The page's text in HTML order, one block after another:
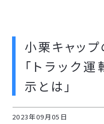
小栗キャッ
「トラック
示とは」
2023年09月05日